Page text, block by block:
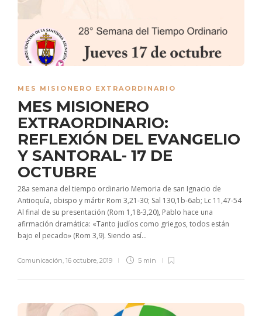
MES MISIONERO EXTRAORDINARIO
MES MISIONERO
EXTRAORDINARIO:
REFLEXIÓN DEL EVANGELIO
Y SANTORAL- 17 DE
OCTUBRE
28a semana del tiempo ordinario Memoria de san Ignacio de
Antioquía, obispo y mártir Rom 3,21-30; Sal 130,1b-6ab; Lc 11,47-54
Al final de su presentación (Rom 1,18-3,20), Pablo hace una
afirmación dramática: «Tanto judíos como griegos, todos están
bajo el pecado» (Rom 3,9). Siendo así...
Comunicación, 16 octubre, 2019 5 min